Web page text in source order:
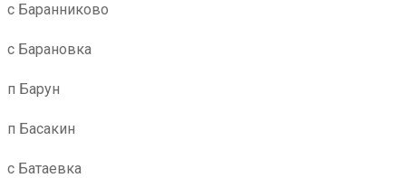
с Баранниково
с Барановка
п Барун
п Басакин
с Батаевка